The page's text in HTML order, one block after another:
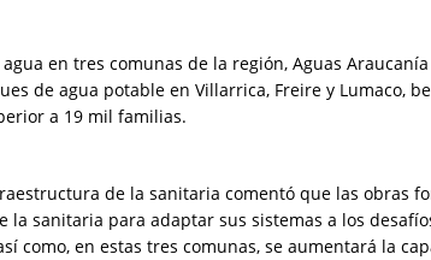
en tres comunas de la región, Aguas
de agua potable en Villarrica, Freire y Lumaco,
a 19 mil familias.
de la sanitaria comentó que las obras
sanitaria para adaptar sus sistemas a los
como, en estas tres comunas, se aumentará la